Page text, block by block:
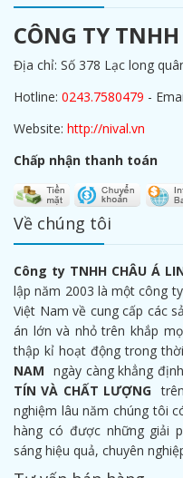
CÔNG TY
Địa chỉ: Số 378 Lạc long
Hotline: 0243.7580479 -
Website: http://nival.vn
Chấp nhận thanh toán
Về chúng tôi
Công ty TNHH CHÂU Á
lập năm 2003 là một công
Việt Nam về cung cấp các
án lớn và nhỏ trên khắp
thập kỉ hoạt động trong
NAM ngày càng khẳng
TÍN VÀ CHẤT LƯỢNG
nghiệm lâu năm chúng tôi
hàng có được những giải
sáng hiệu quả, chuyên